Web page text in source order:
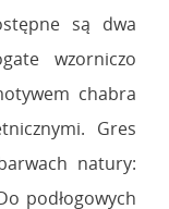
są dwa
wzorniczo
chabra
Gres
natury:
podłogowych